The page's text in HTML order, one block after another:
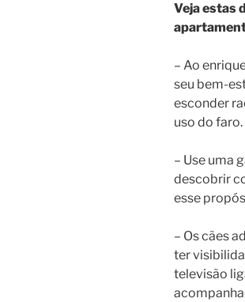
Veja estas
– Ao
seu bem-
esconder
uso do faro.
– Use uma
descobrir
esse
– Os cães
ter
televisão